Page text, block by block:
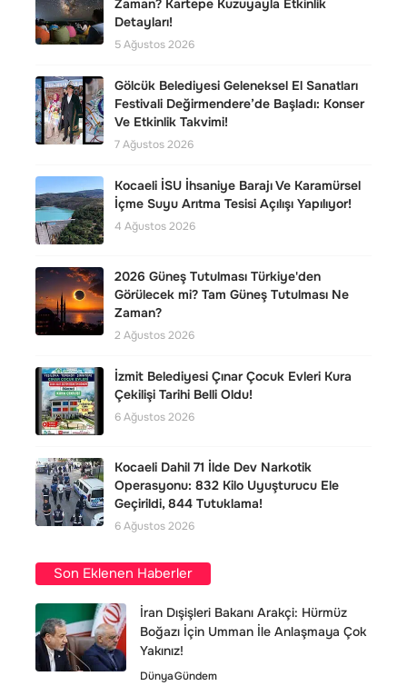
Zaman? Kartepe Kuzuyayla Etkinlik
Detayları!
5 Ağustos 2026
Gölcük Belediyesi Geleneksel El Sanatları
Festivali Değirmendere’de Başladı: Konser
Ve Etkinlik Takvimi!
7 Ağustos 2026
Kocaeli İSU İhsaniye Barajı Ve Karamürsel
İçme Suyu Arıtma Tesisi Açılışı Yapılıyor!
4 Ağustos 2026
2026 Güneş Tutulması Türkiye'den
Görülecek mi? Tam Güneş Tutulması Ne
Zaman?
2 Ağustos 2026
İzmit Belediyesi Çınar Çocuk Evleri Kura
Çekilişi Tarihi Belli Oldu!
6 Ağustos 2026
Kocaeli Dahil 71 İlde Dev Narkotik
Operasyonu: 832 Kilo Uyuşturucu Ele
Geçirildi, 844 Tutuklama!
6 Ağustos 2026
Son Eklenen Haberler
İran Dışişleri Bakanı Arakçi: Hürmüz
Boğazı İçin Umman İle Anlaşmaya Çok
Yakınız!
DünyaGündem